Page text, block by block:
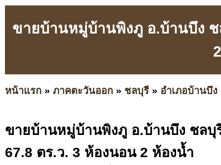
ขายบ้านหมู่บ้านพิงภู อ.บ้านบึง ช
หน้าแรก » ภาคตะวันออก » ชลบุรี » อำเภอบ้านบึง
ขายบ้านหมู่บ้านพิงภู อ.บ้านบึง ชลบุ
67.8 ตร.ว. 3 ห้องนอน 2 ห้องน้ำ